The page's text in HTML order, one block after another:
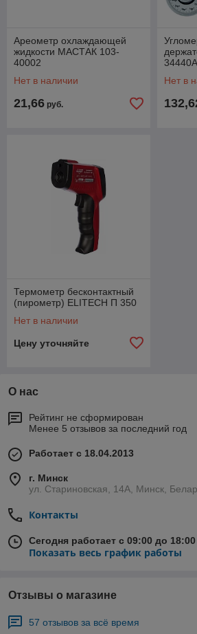
Ареометр охлаждающей
жидкости МАСТАК 103-
40002
Нет в наличии
21,66 руб.
34440A
Нет в
Термометр бесконтактный
(пирометр) ELITECH П 350
Нет в наличии
Цену уточняйте
О нас
Рейтинг не сформирован
Менее 5 отзывов за последний год
Работает с 18.04.2013
г. Минск
ул. Стариновская, 14А, Минск,
Контакты
Сегодня работает с 09:00 до 18:00
Показать весь график работы
Отзывы о магазине
57 отзывов за всё время